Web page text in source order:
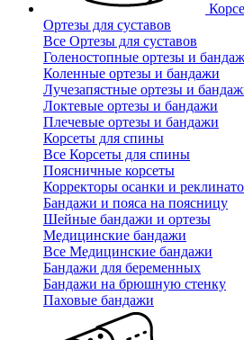
Ортезы для суставов
Все Ортезы для суставов
Голеностопные ортезы и
Коленные ортезы и бандажи
Лучезапястные ортезы и
Локтевые ортезы и бандажи
Плечевые ортезы и бандажи
Корсеты для спины
Все Корсеты для спины
Поясничные корсеты
Корректоры осанки и
Бандажи и пояса на поясницу
Шейные бандажи и ортезы
Медицинские бандажи
Все Медицинские бандажи
Бандажи для беременных
Бандажи на брюшную стенку
Паховые бандажи